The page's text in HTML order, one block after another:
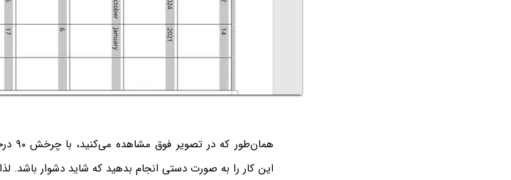
این کار را به صورت دستی انجام بدهید که شاید دشوار باشد.